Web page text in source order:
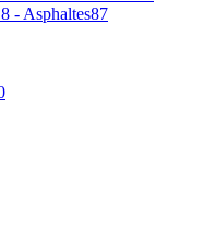
- Asphaltes87